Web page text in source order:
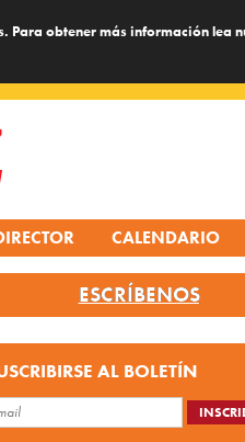
Para obtener más información lea
CALENDARIO
ESCRÍBENOS
AL BOLETÍN